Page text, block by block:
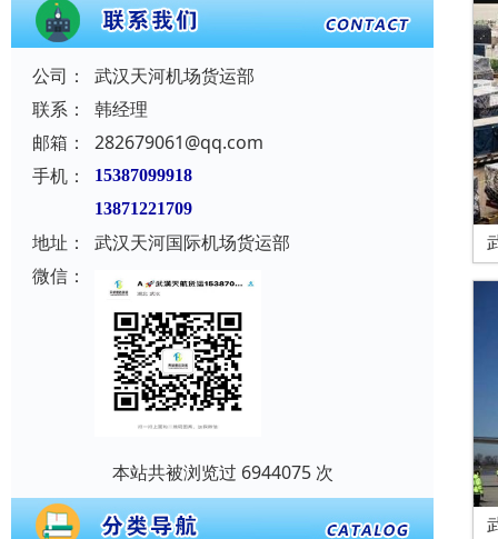
公司：
武汉天河机场货运部
联系：
韩经理
邮箱：
282679061@qq.com
手机：
15387099918
13871221709
地址：
武汉天河国际机场货运部
微信：
本站共被浏览过 6944075 次